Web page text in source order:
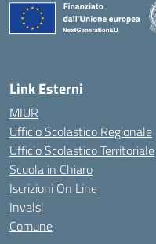
Link Esterni
MIUR
Ufficio Scolastico Regionale
Ufficio Scolastico Territoriale
Scuola in Chiaro
Iscrizioni On Line
Invalsi
Comune